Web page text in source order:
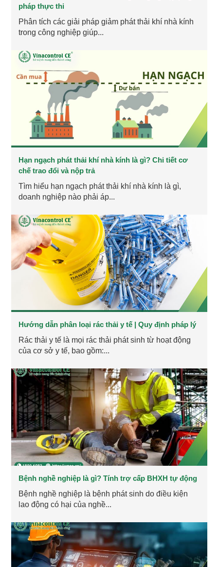
pháp thực thi
Phân tích các giải pháp giảm phát thải khí nhà kính
trong công nghiệp giúp...
Hạn ngạch phát thải khí nhà kính là gì? Chi tiết cơ
chế trao đổi và nộp trả
Tìm hiểu hạn ngạch phát thải khí nhà kính là gì,
doanh nghiệp nào phải áp...
Hướng dẫn phân loại rác thải y tế | Quy định pháp lý
Rác thải y tế là mọi rác thải phát sinh từ hoạt động
của cơ sở y tế, bao gồm:...
Bệnh nghề nghiệp là gì? Tính trợ cấp BHXH tự động
Bệnh nghề nghiệp là bệnh phát sinh do điều kiện
lao động có hại của nghề...